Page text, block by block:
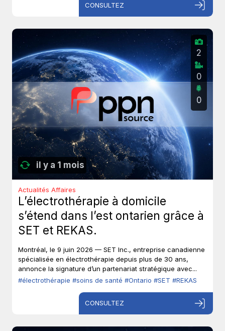
CONSULTEZ
il y a 1 mois
2
0
0
Actualités Affaires
L’électrothérapie à domicile
s’étend dans l’est ontarien grâce à
SET et REKAS.
Montréal, le 9 juin 2026 — SET Inc., entreprise canadienne
spécialisée en électrothérapie depuis plus de 30 ans,
annonce la signature d’un partenariat stratégique avec...
#électrothérapie #soins de santé #Ontario #SET #REKAS
CONSULTEZ